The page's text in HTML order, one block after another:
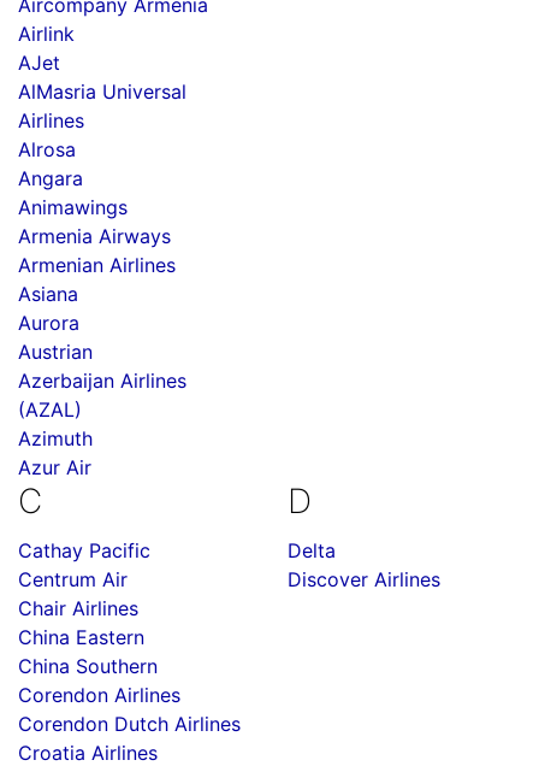
Aircompany Armenia
Airlink
AJet
AlMasria Universal
Airlines
Alrosa
Angara
Animawings
Armenia Airways
Armenian Airlines
Asiana
Aurora
Austrian
Azerbaijan Airlines
(AZAL)
Azimuth
Azur Air
C
Cathay Pacific
Centrum Air
Chair Airlines
China Eastern
China Southern
Corendon Airlines
Corendon Dutch Airlines
Croatia Airlines
D
Delta
Discover Airlines